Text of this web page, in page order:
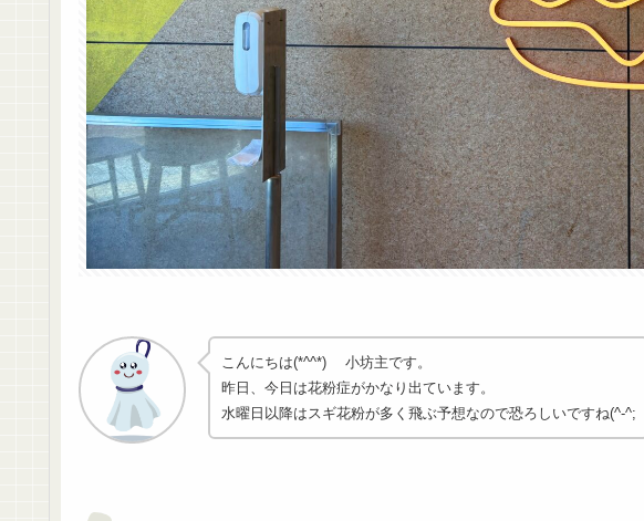
こんにちは(*^^*) 小坊主です。
昨日、今日は花粉症がかなり出ています。
水曜日以降はスギ花粉が多く飛ぶ予想なので恐ろしいですね(^-^;